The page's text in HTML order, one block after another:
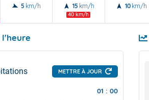
5 km/h 15 km/h
40 km/h
10 km/h
l'heure
METTRE À JOUR
01 : 00